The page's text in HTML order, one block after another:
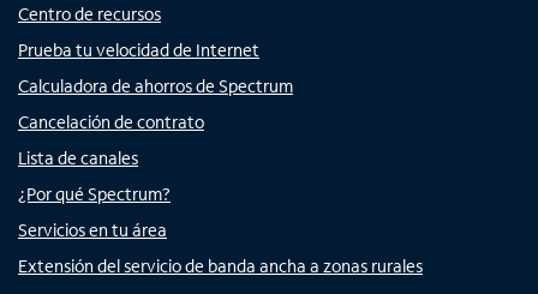
Centro de recursos
Prueba tu velocidad de Internet
Calculadora de ahorros de Spectrum
Cancelación de contrato
Lista de canales
¿Por qué Spectrum?
Servicios en tu área
Extensión del servicio de banda ancha a zonas rurales